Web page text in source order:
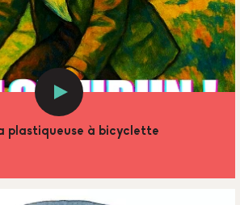
plastiqueuse à bicyclette